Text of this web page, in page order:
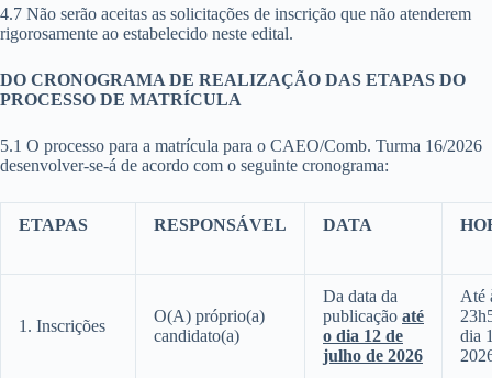
4.7 Não serão aceitas as solicitações de inscrição que não atenderem
rigorosamente ao estabelecido neste edital.
DO CRONOGRAMA DE REALIZAÇÃO DAS ETAPAS DO
PROCESSO DE MATRÍCULA
5.1 O processo para a matrícula para o CAEO/Comb. Turma 16/2026
desenvolver-se-á de acordo com o seguinte cronograma:
ETAPAS RESPONSÁVEL DATA
1. Inscrições
O(A) próprio(a)
candidato(a)
Da data da
publicação até
o dia 12 de
julho de 2026
Até
dia